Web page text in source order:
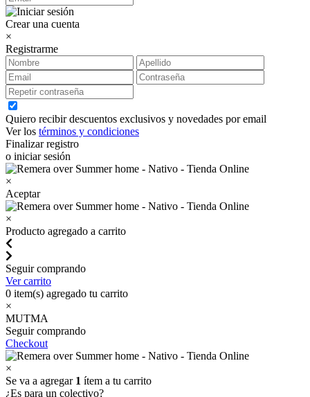
Crear una cuenta
×
Registrarme
Quiero recibir descuentos exclusivos y novedades por email
Ver los términos y condiciones
Finalizar registro
o iniciar sesión
×
Aceptar
×
Producto agregado a carrito
Seguir comprando
Ver carrito
0 item(s) agregado tu carrito
×
MUTMA
Seguir comprando
Checkout
×
Se va a agregar 1 ítem a tu carrito
¿Es para un colectivo?